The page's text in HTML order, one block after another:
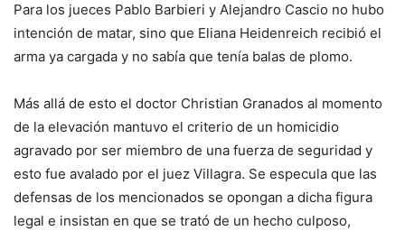
Para los jueces Pablo Barbieri y Alejandro Cascio no hubo
intención de matar, sino que Eliana Heidenreich recibió el
arma ya cargada y no sabía que tenía balas de plomo.
Más allá de esto el doctor Christian Granados al momento
de la elevación mantuvo el criterio de un homicidio
agravado por ser miembro de una fuerza de seguridad y
esto fue avalado por el juez Villagra. Se especula que las
defensas de los mencionados se opongan a dicha figura
legal e insistan en que se trató de un hecho culposo,